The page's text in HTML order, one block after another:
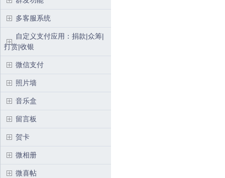
多客服系统
自定义支付应用：捐款|众筹|
打赏|收银
微信支付
照片墙
音乐盒
留言板
贺卡
微相册
微喜帖